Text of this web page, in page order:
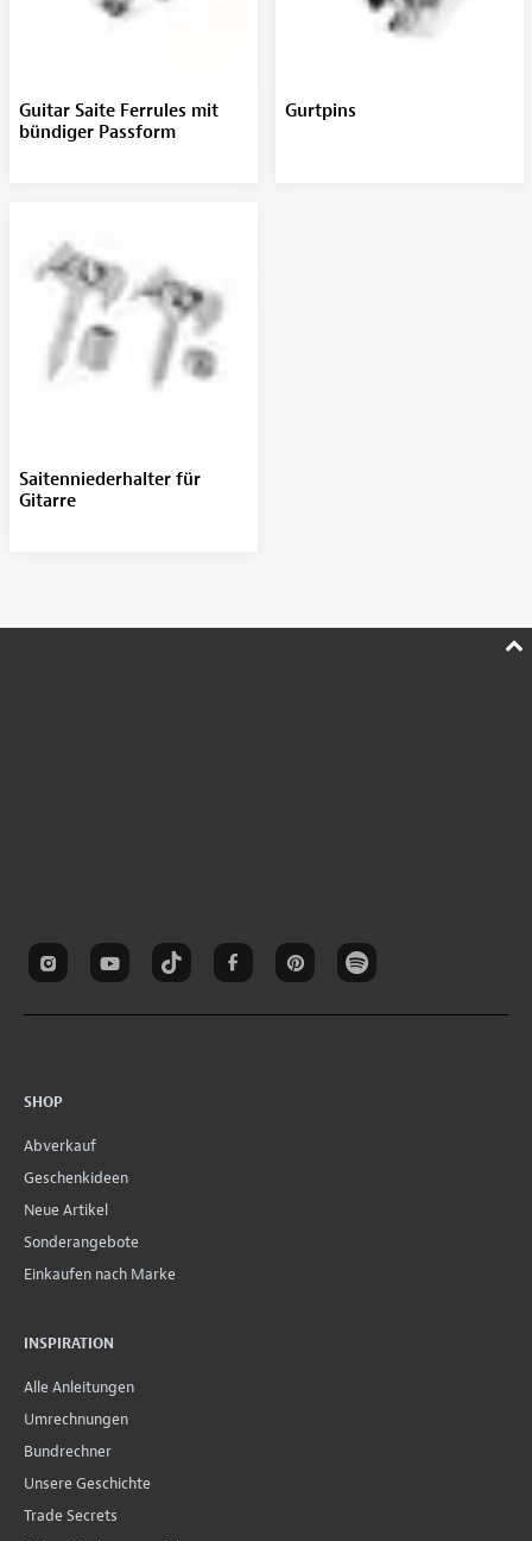
Guitar Saite Ferrules mit
bündiger Passform
Gurtpins
Saitenniederhalter für
Gitarre
SHOP
Abverkauf
Geschenkideen
Neue Artikel
Sonderangebote
Einkaufen nach Marke
INSPIRATION
Alle Anleitungen
Umrechnungen
Bundrechner
Unsere Geschichte
Trade Secrets